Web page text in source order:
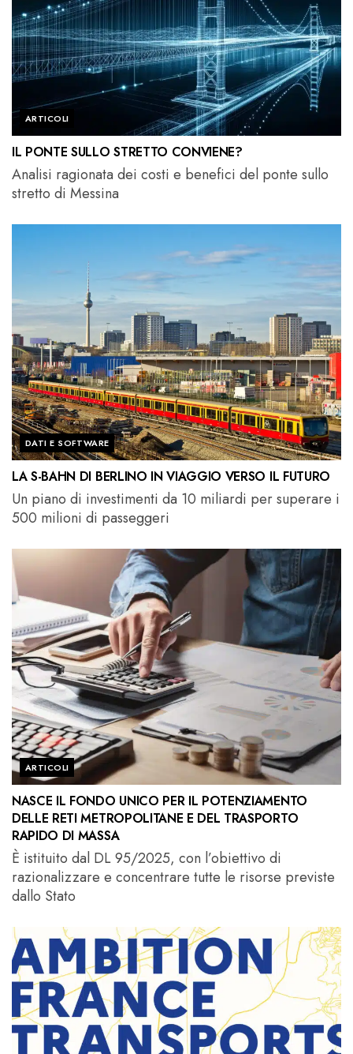
ARTICOLI
IL PONTE SULLO STRETTO CONVIENE?
Analisi ragionata dei costi e benefici del ponte sullo
stretto di Messina
DATI E SOFTWARE
LA S-BAHN DI BERLINO IN VIAGGIO VERSO IL FUTURO
Un piano di investimenti da 10 miliardi per superare i
500 milioni di passeggeri
ARTICOLI
NASCE IL FONDO UNICO PER IL POTENZIAMENTO
DELLE RETI METROPOLITANE E DEL TRASPORTO
RAPIDO DI MASSA
È istituito dal DL 95/2025, con l’obiettivo di
razionalizzare e concentrare tutte le risorse previste
dallo Stato